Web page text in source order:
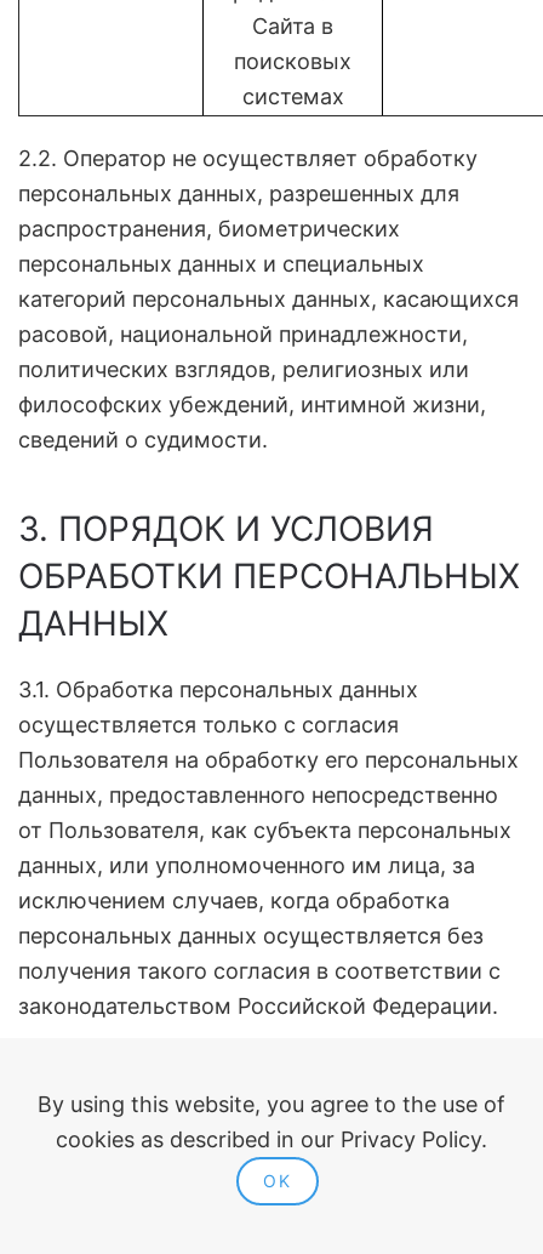
Сайта в
поисковых
системах
2.2. Оператор не осуществляет обработку
персональных данных, разрешенных для
распространения, биометрических
персональных данных и специальных
категорий персональных данных, касающихся
расовой, национальной принадлежности,
политических взглядов, религиозных или
философских убеждений, интимной жизни,
сведений о судимости.
3. ПОРЯДОК И УСЛОВИЯ
ОБРАБОТКИ ПЕРСОНАЛЬНЫХ
ДАННЫХ
3.1. Обработка персональных данных
осуществляется только с согласия
Пользователя на обработку его персональных
данных, предоставленного непосредственно
от Пользователя, как субъекта персональных
данных, или уполномоченного им лица, за
исключением случаев, когда обработка
персональных данных осуществляется без
получения такого согласия в соответствии с
законодательством Российской Федерации.
воле и в собственных интересах, дает
(предоставляет) Оператору свое конкретное,
предметное, информированное, сознательное
и однозначное согласие с обработкой его
By using this website, you agree to the use of
cookies as described in our Privacy Policy.
OK